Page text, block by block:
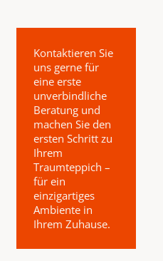
Kontaktieren Sie
uns gerne für
eine erste
unverbindliche
Beratung und
machen Sie den
ersten Schritt zu
Ihrem
Traumteppich –
für ein
einzigartiges
Ambiente in
Ihrem Zuhause.